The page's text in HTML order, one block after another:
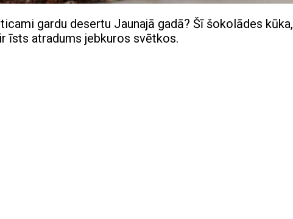
gardu desertu Jaunajā gadā? Šī šokolādes kūka,
īsts atradums jebkuros svētkos.